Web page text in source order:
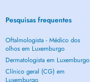
Pesquisas frequentes
Oftalmologista - Médico dos
olhos em Luxemburgo
Dermatologista em Luxemburgo
Clínico geral (CG) em
Luxemburgo